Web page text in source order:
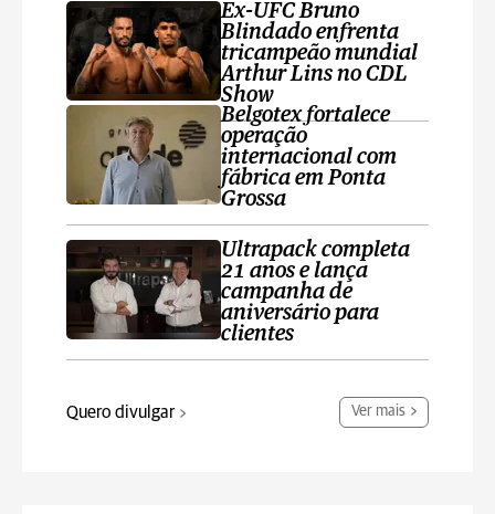
Ex-UFC Bruno
Blindado enfrenta
tricampeão mundial
Arthur Lins no CDL
Show
Belgotex fortalece
operação
internacional com
fábrica em Ponta
Grossa
Ultrapack completa
21 anos e lança
campanha de
aniversário para
clientes
Quero divulgar Ver mais